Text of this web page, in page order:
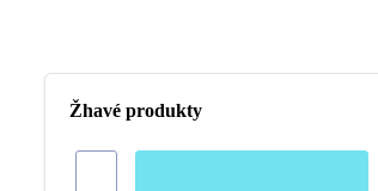
Žhavé produkty